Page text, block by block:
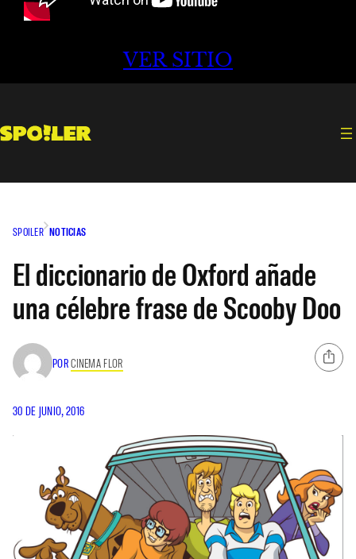
VER SITIO
SPOILER NOTICIAS
El diccionario de Oxford añade
una célebre frase de Scooby Doo
PORCINEMA FLOR
30 DE JUNIO, 2016